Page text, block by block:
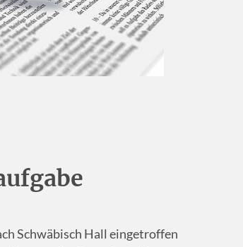
Schwäbisch Hall eingetroffen